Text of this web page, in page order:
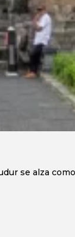
se alza